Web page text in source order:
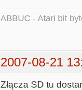
ABBUC - Atari bit
2007-08-21
Złącza SD tu